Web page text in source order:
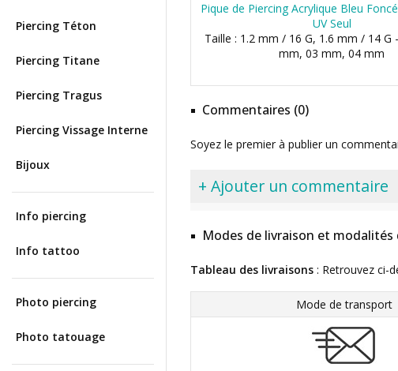
Piercing Téton
Piercing Titane
Piercing Tragus
Piercing Vissage Interne
Bijoux
Info piercing
Info tattoo
Photo piercing
Photo tatouage
Pique de Piercing Acrylique Bleu
UV Seul
Taille : 1.2 mm / 16 G, 1.6 mm / 14 G
mm, 03 mm, 04 mm
Commentaires (0)
Soyez le premier à publier un
+ Ajouter un commentaire
Modes de livraison et
Tableau des livraisons : Retrouvez ci-
Mode de transport